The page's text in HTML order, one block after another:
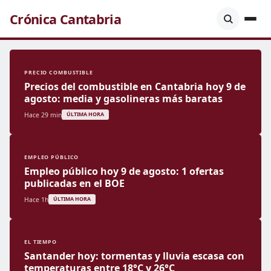
Crónica Cantabria
PRECIO COMBUSTIBLE
Precios del combustible en Cantabria hoy 9 de
agosto: media y gasolineras más baratas
Hace 29 min ÚLTIMA HORA
EMPLEO PÚBLICO
Empleo público hoy 9 de agosto: 1 ofertas
publicadas en el BOE
Hace 1h ÚLTIMA HORA
EL TIEMPO
Santander hoy: tormentas y lluvia escasa con
temperaturas entre 18°C y 26°C